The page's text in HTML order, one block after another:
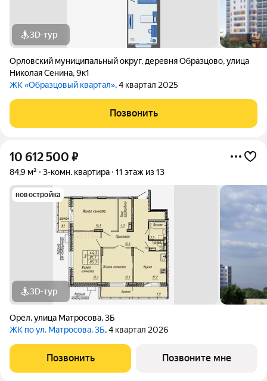
3D-тур
Орловский муниципальный округ, деревня Образцово,улица
Николая Сенина,9к1
ЖК «Образцовый квартал», 4 квартал 2025
Позвонить
10 612 500 ₽
84,9 м² 3-комн. квартира 11 этаж из 13
новостройка
3D-тур
Орёл,улица Матросова,3Б
ЖК по ул. Матросова, 3Б, 4 квартал 2026
Позвонить Позвоните мне